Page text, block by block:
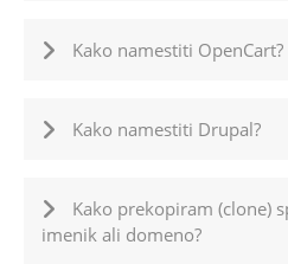
Kako namestiti OpenCart?
Kako namestiti Drupal?
Kako prekopiram (clone)
imenik ali domeno?